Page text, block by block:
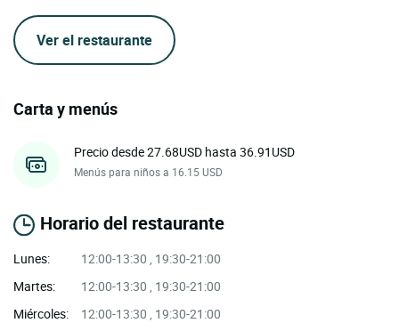
Ver el restaurante
Carta y menús
Precio desde 27.68USD hasta 36.91USD
Menús para niños a 16.15 USD
Horario del restaurante
Lunes:
12:00-13:30 , 19:30-21:00
Martes:
12:00-13:30 , 19:30-21:00
Miércoles:
12:00-13:30 , 19:30-21:00